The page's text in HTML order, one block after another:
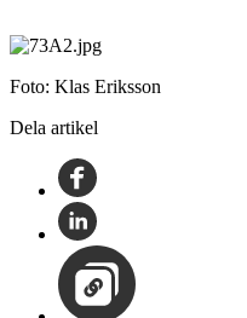
Foto: Klas Eriksson
Dela artikel